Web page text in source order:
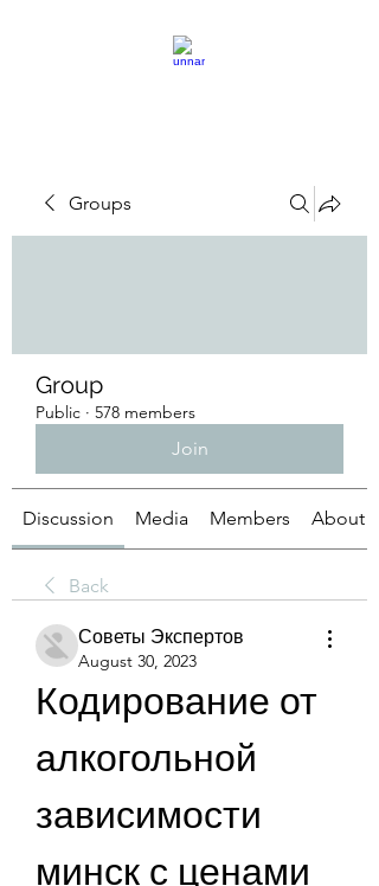
Groups
Group
Public · 578 members
Join
Discussion Media Members About
Back
Советы Экспертов
August 30, 2023
Кодирование от
алкогольной
зависимости
минск с ценами